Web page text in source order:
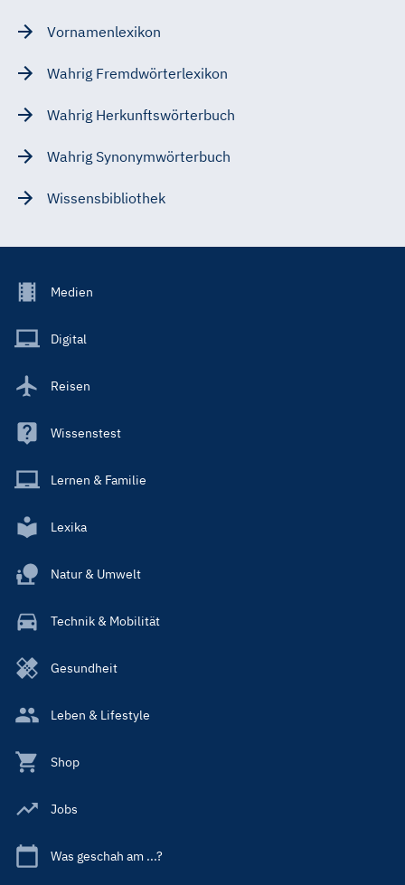
Vornamenlexikon
Wahrig Fremdwörterlexikon
Wahrig Herkunftswörterbuch
Wahrig Synonymwörterbuch
Wissensbibliothek
Footer
Main
Medien
Digital
Reisen
Wissenstest
Lernen & Familie
Lexika
Natur & Umwelt
Technik & Mobilität
Gesundheit
Leben & Lifestyle
Shop
Jobs
Was geschah am ...?